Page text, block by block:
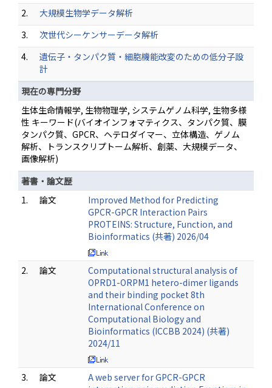
2.
大規模生物学データ解析
3.
次世代シーケンサーデータ解析
4.
遺伝子・タンパク質・細胞機能改変のための低分子設
計
現在の専門分野
生体生命情報学, 生物物理学, システムゲノム科学, 生物多様
性 キーワード(バイオインフォマティクス、タンパク質、膜
タンパク質、GPCR、ヘテロダイマー、立体構造、ゲノム
解析、トランスクリプトーム解析、創薬、大規模データ、
画像解析)
著書・論文歴
1.
論文
Improved Method for Predicting
GPCR-GPCR Interaction Pairs
PROTEINS: Structure, Function, and
Bioinformatics (共著) 2026/04
2. 論文
Computational structural analysis of
OPRD1-ORPM1 hetero-dimer ligands
and their binding pocket 8th
International Conference on
Computational Biology and
Bioinformatics (ICCBB 2024) (共著)
2024/11
3. 論文
A web server for GPCR-GPCR